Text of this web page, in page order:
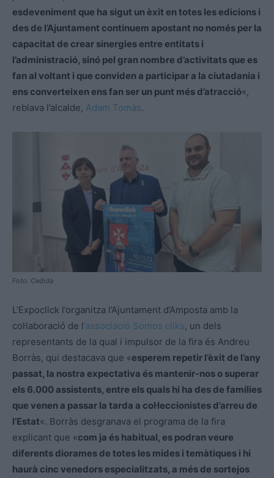
esdeveniment que ha sigut un èxit en totes les edicions i
des de l’Ajuntament continuem apostant no només per la
capacitat de crear sinergies entre entitats i
l’administració, sinó pel gran nombre d’activitats que es
fan al voltant i que conviden a participar a la ciutadania i
ens converteixen ens fan ser un punt més d’atracció«,
reblava l’alcalde, Adam Tomàs.
Foto: Cedida
L’Expoclick l’organitza l’Ajuntament d’Amposta amb la
col·laboració de l’associació Somos cliks, un dels
representants de la qual i impulsor de la fira és Andreu
Borràs, qui destacava que «esperem repetir l’èxit de l’any
passat, la nostra expectativa és mantenir-nos o superar
els 6.000 assistents, entre els quals hi ha des de famílies
que venen a passar la tarda a col·leccionistes d’arreu de
l’Estat«. Borràs desgranava el programa de la fira
explicant que «com ja és habitual, es podran veure
diferents diorames de totes les mides i temàtiques i hi
haurà cinc venedors especialitzats, a més de sortejos